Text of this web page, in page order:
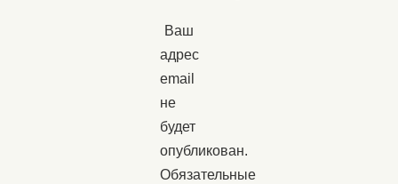
Ваш
адрес
email
не
будет
опубликован.
Обязательные